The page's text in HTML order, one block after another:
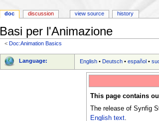
Basi per l'Animazione
<Doc:Animation Basics
Language: English •Deutsch •español •
This page contains
The release of Synfig
English text.
doc discussion view source history